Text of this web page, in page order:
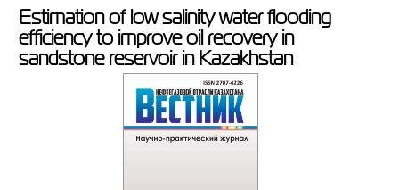
Estimation of low salinity water flooding
efficiency to improve oil recovery in
sandstone reservoir in Kazakhstan